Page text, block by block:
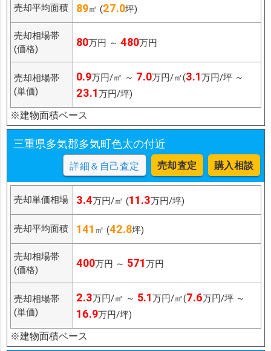
売却平均面積 89㎡ (27.0坪)
売却相場帯
(価格)
80万円 ～ 480万円
売却相場帯
(単価)
0.9万円/㎡ ～ 7.0万円/㎡(3.1万円/坪 ～
23.1万円/坪)
※建物面積ベース
三重県多気郡多気町色太の付近
詳細＆自己査定 売却査定 購入相談
売却単価相場 3.4万円/㎡ (11.3万円/坪)
売却平均面積 141 ㎡ (42.8坪)
売却相場帯
(価格)
400万円 ～ 571万円
売却相場帯
(単価)
2.3万円/㎡ ～ 5.1万円/㎡(7.6万円/坪 ～
16.9万円/坪)
※建物面積ベース